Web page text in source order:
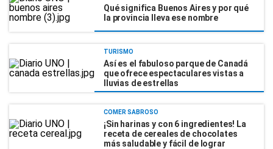
Qué significa Buenos Aires y por qué
la provincia lleva ese nombre
TURISMO
Así es el fabuloso parque de Canadá
que ofrece espectaculares vistas a
lluvias de estrellas
COMER SABROSO
¡Sin harinas y con 6 ingredientes! La
receta de cereales de chocolates
más saludable y fácil de lograr